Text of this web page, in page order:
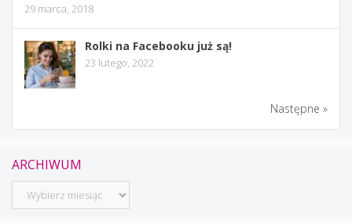
29 marca, 2018
Rolki na Facebooku już są!
23 lutego, 2022
Następne »
ARCHIWUM
Archiwum